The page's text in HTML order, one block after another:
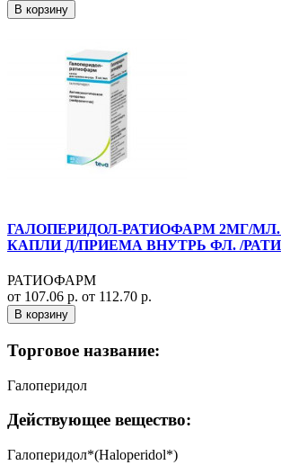
В корзину
ГАЛОПЕРИДОЛ-РАТИОФАРМ 2МГ/МЛ.
КАПЛИ Д/ПРИЕМА ВНУТРЬ ФЛ. /
РАТИОФАРМ
от 107.06 р. от 112.70 р.
В корзину
Торговое название:
Галоперидол
Действующее вещество:
Галоперидол*(Haloperidol*)